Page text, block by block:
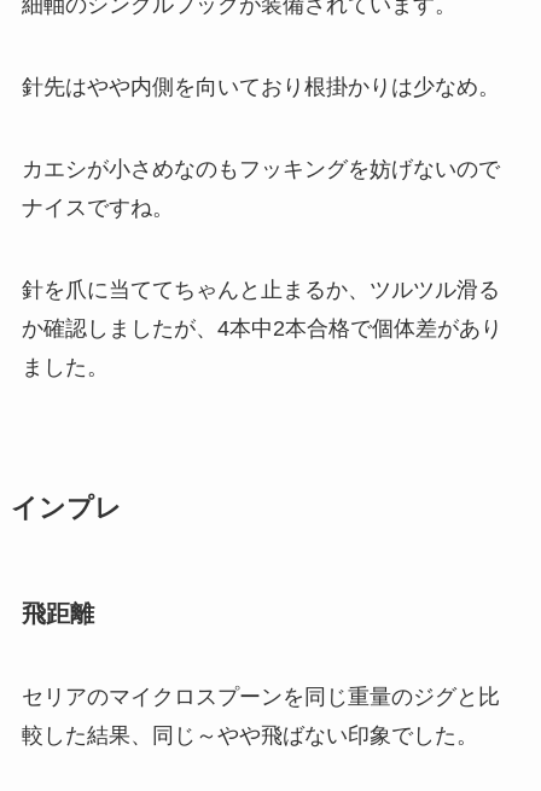
細軸のシングルフックが装備されています。
針先はやや内側を向いており根掛かりは少なめ。
カエシが小さめなのもフッキングを妨げないので
ナイスですね。
針を爪に当ててちゃんと止まるか、ツルツル滑る
か確認しましたが、4本中2本合格で個体差があり
ました。
インプレ
飛距離
セリアのマイクロスプーンを同じ重量のジグと比
較した結果、同じ～やや飛ばない印象でした。